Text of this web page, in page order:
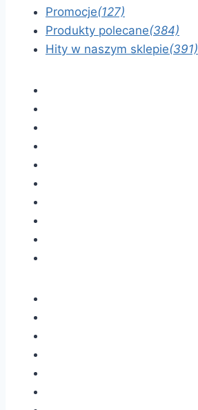
Promocje(127)
Produkty polecane(384)
Hity w naszym sklepie(391)